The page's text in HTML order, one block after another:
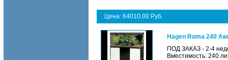
Цена: 64010.00 Руб.
Hagen Roma 240
ПОД ЗАКАЗ - 2-4
Вместимость: 240